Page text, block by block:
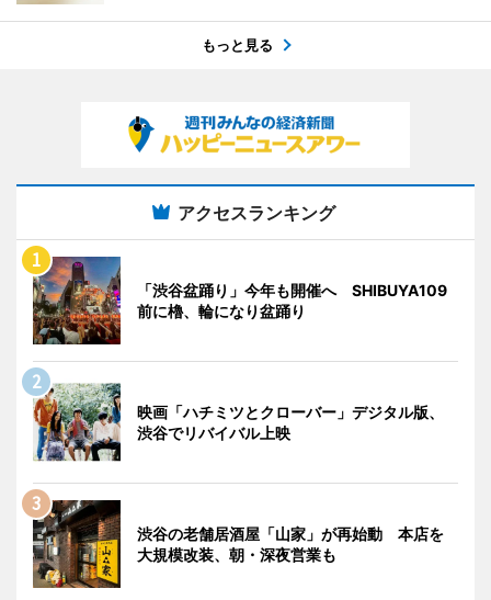
もっと見る
アクセスランキング
「渋谷盆踊り」今年も開催へ SHIBUYA109
前に櫓、輪になり盆踊り
映画「ハチミツとクローバー」デジタル版、
渋谷でリバイバル上映
渋谷の老舗居酒屋「山家」が再始動 本店を
大規模改装、朝・深夜営業も